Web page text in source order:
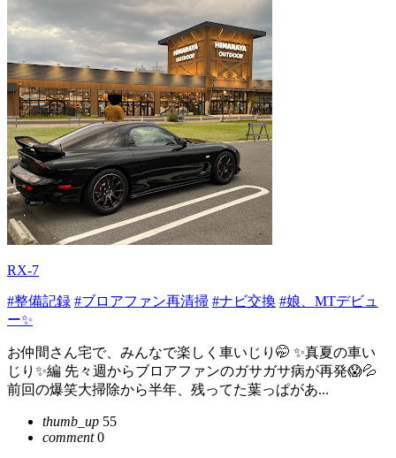
RX-7
#整備記録 #ブロアファン再清掃 #ナビ交換 #娘、MTデビュ
ー✨
お仲間さん宅で、みんなで楽しく車いじり🤭 ✨真夏の車い
じり✨編 先々週からブロアファンのガサガサ病が再発😱💦
前回の爆笑大掃除から半年、残ってた葉っぱがあ...
thumb_up 55
comment0